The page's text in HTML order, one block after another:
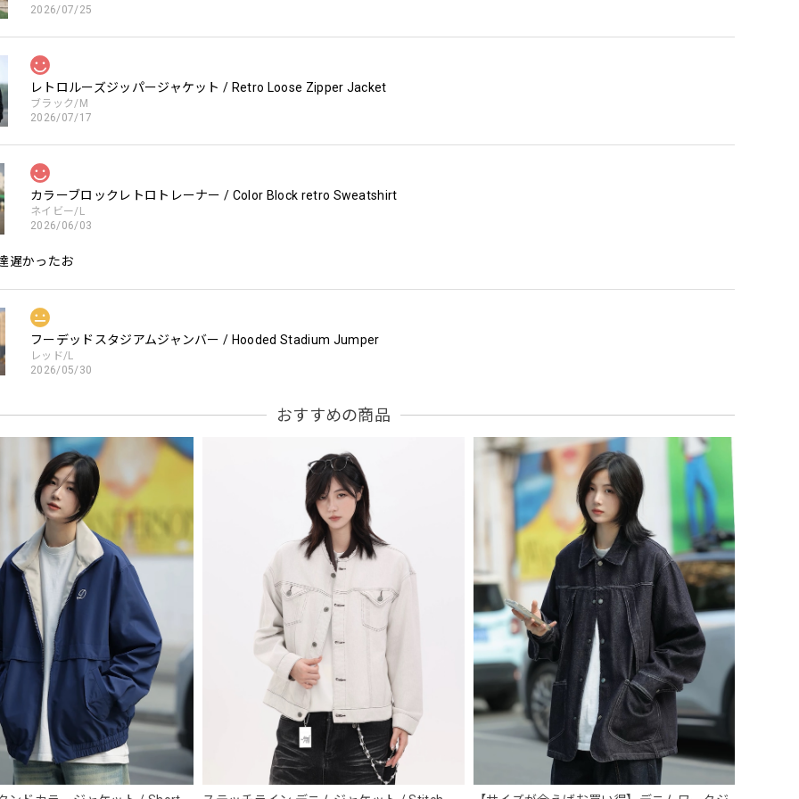
2026/07/25
レトロルーズジッパージャケット / Retro Loose Zipper Jacket
ブラック/M
2026/07/17
カラーブロックレトロトレーナー / Color Block retro Sweatshirt
ネイビー/L
2026/06/03
遅かったお
フーデッドスタジアムジャンバー / Hooded Stadium Jumper
レッド/L
2026/05/30
フーデッドスタジアムジャンバー / Hooded Stadium Jumper
ブラック/L
2026/05/28
NCLLW オリジナルドッグタグネックレス / NCLLW Original Dog Tag Necklace
2026/05/27
スタンドカラーレトロジャケット / Stand Collar Retro Jacket
オフホワイト/M
2026/05/27
ボタンアクセント ポロシャツ / Button Accent Polo Shirt
ブラック/L
おすすめの商品